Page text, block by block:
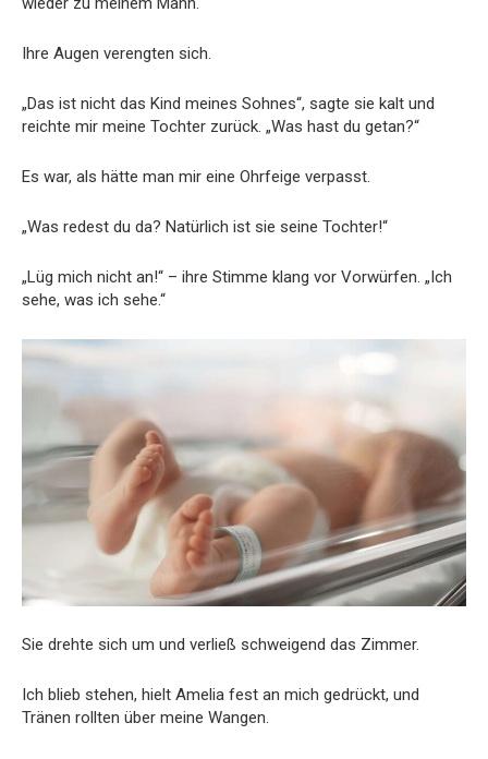
Ihre Augen verengten sich.
„Das ist nicht das Kind meines Sohnes“, sagte sie kalt und
reichte mir meine Tochter zurück. „Was hast du getan?“
Es war, als hätte man mir eine Ohrfeige verpasst.
„Was redest du da? Natürlich ist sie seine Tochter!“
„Lüg mich nicht an!“ – ihre Stimme klang vor Vorwürfen. „Ich
sehe, was ich sehe.“
Sie drehte sich um und verließ schweigend das Zimmer.
Ich blieb stehen, hielt Amelia fest an mich gedrückt, und
Tränen rollten über meine Wangen.